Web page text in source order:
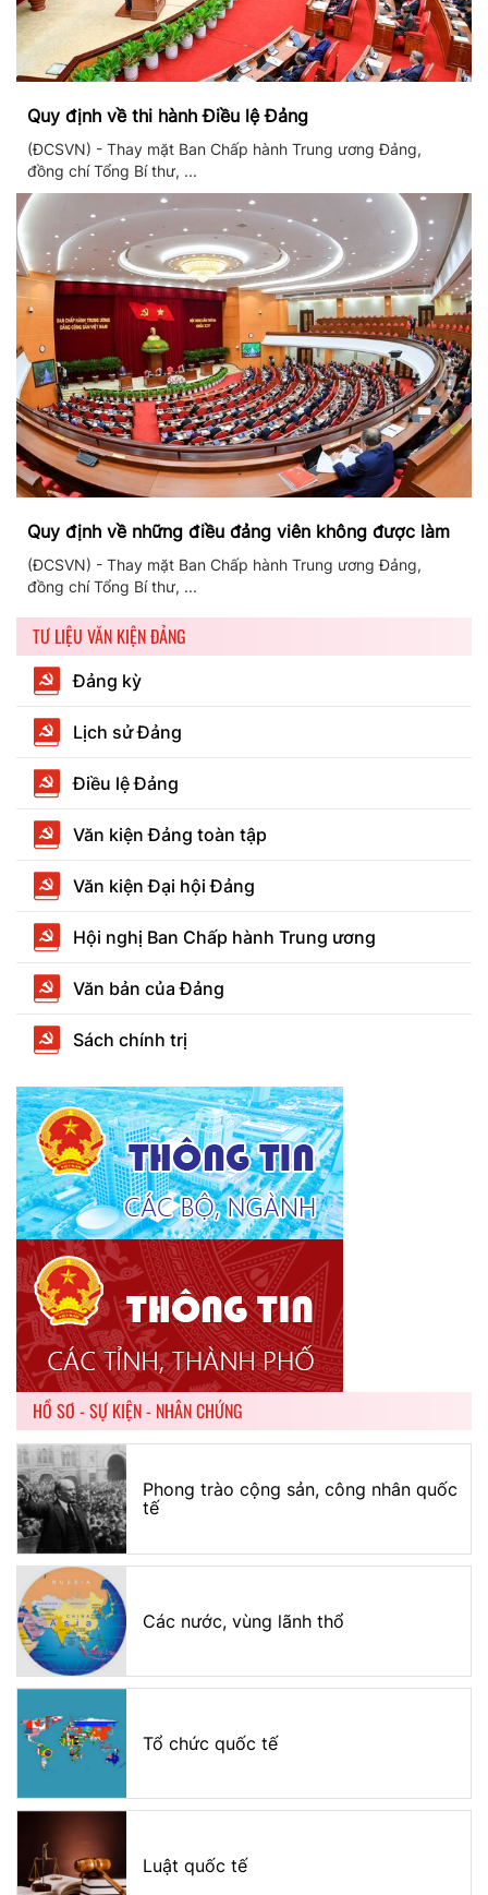
Quy định về thi hành Điều lệ Đảng
(ĐCSVN) - Thay mặt Ban Chấp hành Trung ương Đảng,
đồng chí Tổng Bí thư, ...
Quy định về những điều đảng viên không được làm
(ĐCSVN) - Thay mặt Ban Chấp hành Trung ương Đảng,
đồng chí Tổng Bí thư, ...
TƯ LIỆU VĂN KIỆN ĐẢNG
Đảng kỳ
Lịch sử Đảng
Điều lệ Đảng
Văn kiện Đảng toàn tập
Văn kiện Đại hội Đảng
Hội nghị Ban Chấp hành Trung ương
Văn bản của Đảng
Sách chính trị
HỒ SƠ - SỰ KIỆN - NHÂN CHỨNG
Phong trào cộng sản, công nhân quốc
tế
Các nước, vùng lãnh thổ
Tổ chức quốc tế
Luật quốc tế